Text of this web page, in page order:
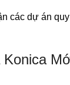
các dự án